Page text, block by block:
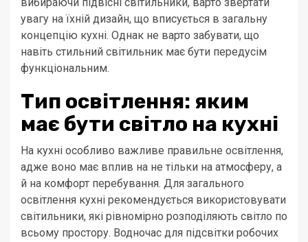
увагу на їхній дизайн, що вписується в загальну
концепцію кухні. Однак не варто забувати, що
навіть стильний світильник має бути передусім
функціональним.
Тип освітлення: яким
має бути світло на кухні
На кухні особливо важливе правильне освітлення,
адже воно має вплив на не тільки на атмосферу, а
й на комфорт перебування. Для загального
освітлення кухні рекомендується використовувати
світильники, які рівномірно розподіляють світло по
всьому простору. Водночас для підсвітки робочих